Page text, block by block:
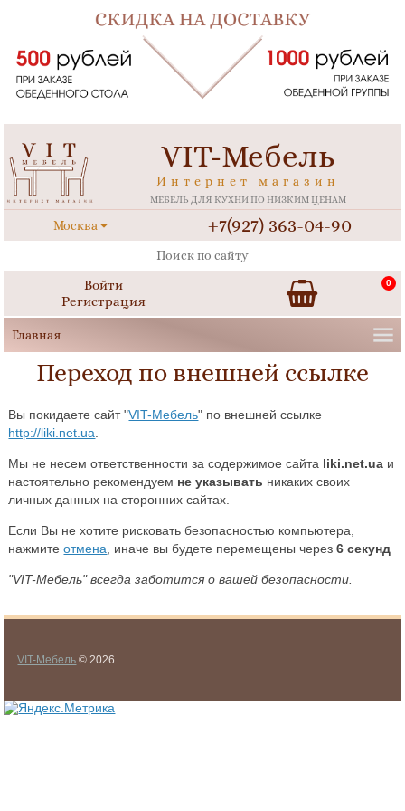
VIT-Мебель
Интернет магазин
МЕБЕЛЬ ДЛЯ КУХНИ ПО НИЗКИМ ЦЕНАМ
Москва +7(927) 363-04-90
Войти
Регистрация
0
Переход по внешней ссылке
Вы покидаете сайт "VIT-Мебель" по внешней ссылке
http://liki.net.ua
Мы не несем ответственности за содержимое сайта liki.net.ua и
настоятельно рекомендуем не указывать никаких своих
личных данных на сторонних сайтах.
Если Вы не хотите рисковать безопасностью компьютера,
нажмитеотмена , иначе вы будете перемещены через6 секунд
"VIT-Мебель" всегда заботится о вашей безопасности.
VIT-Мебель © 2026